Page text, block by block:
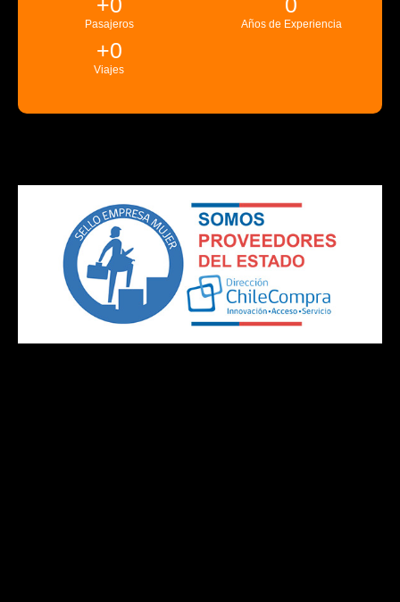
Pasajeros Años de Experiencia
Viajes
+0